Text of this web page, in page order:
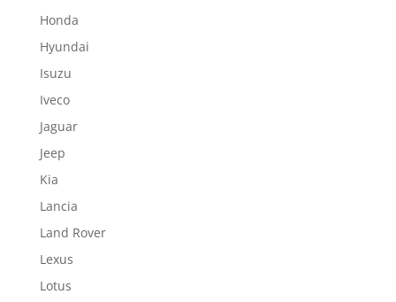
Honda
Hyundai
Isuzu
Iveco
Jaguar
Jeep
Kia
Lancia
Land Rover
Lexus
Lotus